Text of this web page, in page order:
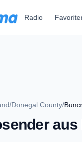
Radio
/Donegal County/